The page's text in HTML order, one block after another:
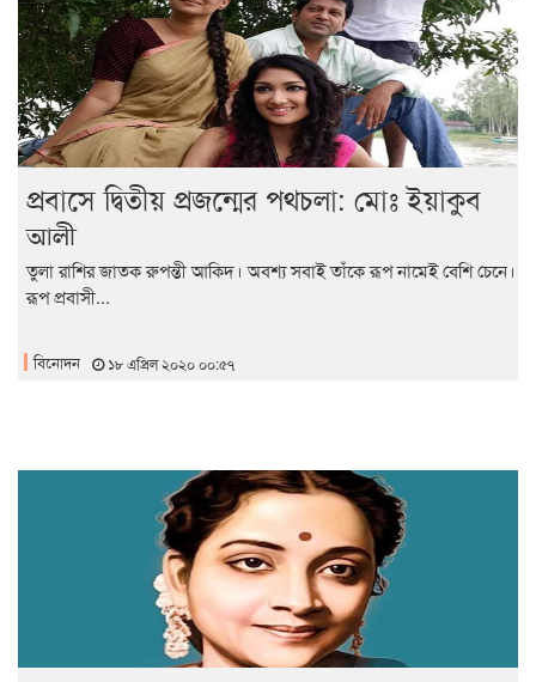
প্রবাসে দ্বিতীয় প্রজন্মের পথচলা: মোঃ ইয়াকুব
আলী
তুলা রাশির জাতক রুপন্তী আকিদ। অবশ্য সবাই তাঁকে রূপ নামেই বেশি চেনে।
রূপ প্রবাসী...
বিনোদন ১৮ এপ্রিল ২০২০ ০০:৫৭